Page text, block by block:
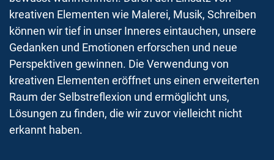
kreativen Elementen wie Malerei, Musik, Schreiben
können wir tief in unser Inneres eintauchen, unsere
Gedanken und Emotionen erforschen und neue
Perspektiven gewinnen. Die Verwendung von
kreativen Elementen eröffnet uns einen erweiterten
Raum der Selbstreflexion und ermöglicht uns,
Lösungen zu finden, die wir zuvor vielleicht nicht
erkannt haben.